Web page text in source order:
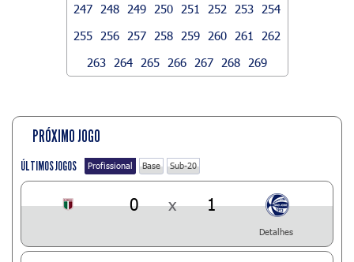
247
248 249 250 251 252 253
254
255
256 257 258 259 260 261
262
263
264 265 266 267 268 269
PRÓXIMO JOGO
ÚLTIMOS JOGOS Profissional Base Sub-20
0 x 1
Detalhes